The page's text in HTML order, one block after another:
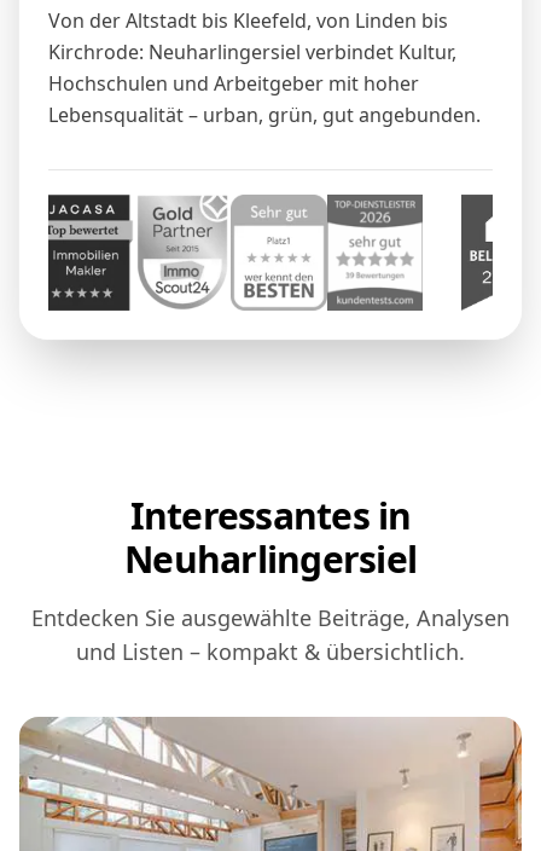
Von der Altstadt bis Kleefeld, von Linden bis
Kirchrode: Neuharlingersiel verbindet Kultur,
Hochschulen und Arbeitgeber mit hoher
Lebensqualität – urban, grün, gut angebunden.
Interessantes in
Neuharlingersiel
Entdecken Sie ausgewählte Beiträge, Analysen
und Listen – kompakt & übersichtlich.